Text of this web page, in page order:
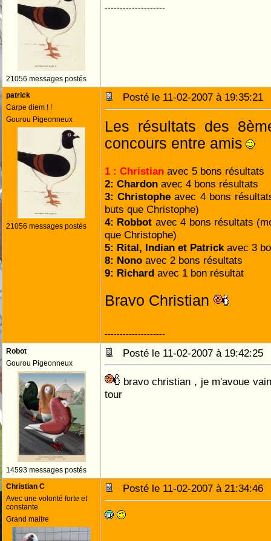
21056 messages postés
--------------------
patrick
Carpe diem ! !
Gourou Pigeonneux
21056 messages postés
Posté le 11-02-2007 à
Les résultats des
concours entre amis
1 : Christian avec 5 bons résultats
2: Chardon avec 4 bons résultats
3: Christopheavec 4 bons
buts que Christophe)
4: Robbot avec 4 bons résultats
que Christophe)
5: Rital, Indian et Patrick avec 3
8: Nono avec 2 bons résultats
9: Richard avec 1 bon résultat
Bravo Christian
--------------------
Robot
Gourou Pigeonneux
14593 messages postés
Posté le 11-02-2007 à
bravo christian , je m'avoue
tour
Christian C
Avec une volonté forte et
constante
Grand maitre
Posté le 11-02-2007 à